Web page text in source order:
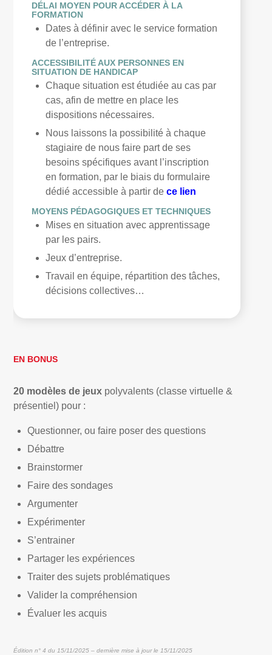
DÉLAI MOYEN POUR ACCÉDER À LA
FORMATION
Dates à définir avec le service formation
de l’entreprise.
ACCESSIBILITÉ AUX PERSONNES EN
SITUATION DE HANDICAP
Chaque situation est étudiée au cas par
cas, afin de mettre en place les
dispositions nécessaires.
Nous laissons la possibilité à chaque
stagiaire de nous faire part de ses
besoins spécifiques avant l’inscription
en formation, par le biais du formulaire
dédié accessible à partir dece lien
MOYENS PÉDAGOGIQUES ET TECHNIQUES
Mises en situation avec apprentissage
par les pairs.
Jeux d’entreprise.
Travail en équipe, répartition des tâches,
décisions collectives…
EN BONUS
20 modèles de jeux polyvalents (classe virtuelle &
présentiel) pour :
Questionner, ou faire poser des questions
Débattre
Brainstormer
Faire des sondages
Argumenter
Expérimenter
S’entrainer
Partager les expériences
Traiter des sujets problématiques
Valider la compréhension
Évaluer les acquis
Édition n° 4 du 15/11/2025 – dernière mise à jour le 15/11/2025